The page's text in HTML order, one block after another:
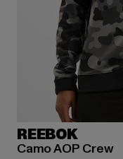
REEBOK
Camo AOP Crew